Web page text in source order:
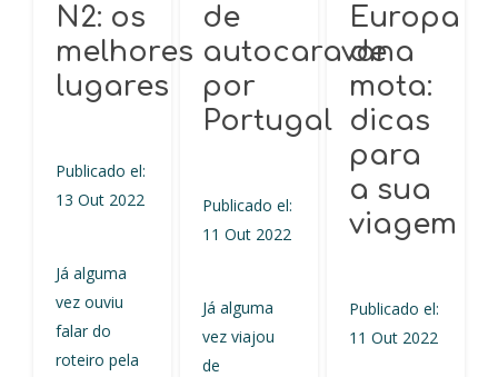
N2: os
melhores
lugares
Publicado el:
13 Out 2022
Já alguma
vez ouviu
falar do
roteiro pela
de
autocaravana
por
Portugal
Publicado el:
11 Out 2022
Já alguma
vez viajou
de
Europa
de
mota:
dicas
para
a sua
viagem
Publicado el:
11 Out 2022